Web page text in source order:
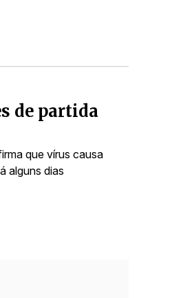
de partida
que vírus causa
alguns dias